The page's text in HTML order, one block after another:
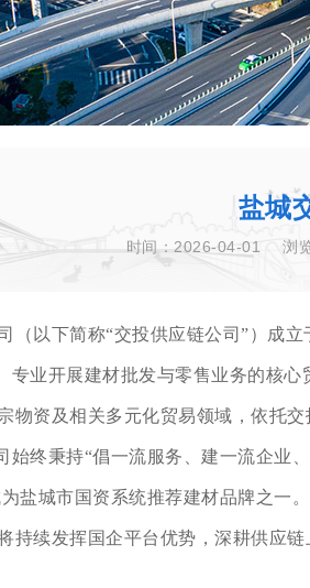
盐城
时间：2026-04-01 浏
（以下简称“交投供应链公司”）成
专业开展建材批发与零售业务的核心
物资及相关多元化贸易领域，依托
始终秉持“倡一流服务、建一流企业
盐城市国资系统推荐建材品牌之一。
持续发挥国企平台优势，深耕供应